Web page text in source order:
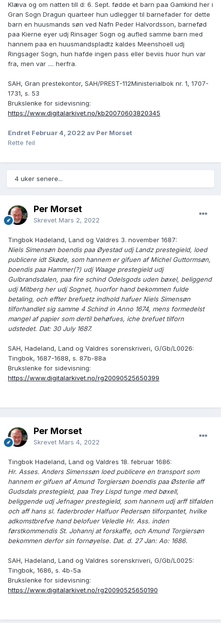
Klæva og om natten till d: 6. Sept. fødde et barn paa Gamkind her i
Gran Sogn Dragun quarteer hun udlegger til barnefader for dette
barn en huusmands søn ved Nafn Peder Halvordsson, barnefød
paa Kierne eyer udj Rinsager Sogn og aufled samme barn med
hannem paa en huusmandspladtz kaldes Meenshoell udj
Ringsager Sogn, hun hafde ingen pass eller beviis huor hun var
fra, men var .... herfra.
SAH, Gran prestekontor, SAH/PREST-112Ministerialbok nr. 1, 1707-
1731, s. 53
Brukslenke for sidevisning:
https://www.digitalarkivet.no/kb20070603820345
Endret Februar 4, 2022 av Per Morset
Rette feil
4 uker senere...
Per Morset
Skrevet Mars 2, 2022
Tingbok Hadeland, Land og Valdres 3. november 1687:
Niels Simensøn boendis paa Øyestad udj Landz prestegield, loed
publicere idt Skøde, som hannem er gifuen af Michel Guttormsøn,
boendis paa Hammer(?) udj Waage prestegield udj
Gulbrandsdalen, paa fire schind Odelsgods uden bøxel, beliggend
udj Mitberg her udj Sognet, huorfor hand bekommen fulde
betaling, och effter brefuetz indhold hafuer Niels Simensøn
tilforhandlet sig samme 4 Schind in Anno 1674, mens formedelst
mangel af papier som dertil behøfues, iche brefuet tilforn
udstedet. Dat: 30 July 1687.
SAH, Hadeland, Land og Valdres sorenskriveri, G/Gb/L0026:
Tingbok, 1687-1688, s. 87b-88a
Brukslenke for sidevisning:
https://www.digitalarkivet.no/rg20090525650399
Per Morset
Skrevet Mars 4, 2022
Tingbok Hadeland, Land og Valdres 18. februar 1686:
Hr. Asses. Anders Simenssøn loed publicere en transport som
hannem er gifuen af Amund Torgiersøn boendis paa Østerlie aff
Gudsdals prestegield, paa Trey Lispd tunge med bøxell,
beliggende udj Jefnager prestegield, som hannem udj arff tilfalden
och aff hans sl. faderbroder Halfuor Pedersøn tilforpantet, hvilke
adkomstbrefve hand belofuer Veledle Hr. Ass. inden
førstkommendis St. Johannj at forskaffe, och Amund Torgiersøn
bekommen derfor sin fornøyelse. Dat. d. 27 Jan: Ao: 1686.
SAH, Hadeland, Land og Valdres sorenskriveri, G/Gb/L0025:
Tingbok, 1686, s. 4b-5a
Brukslenke for sidevisning:
https://www.digitalarkivet.no/rg20090525650190